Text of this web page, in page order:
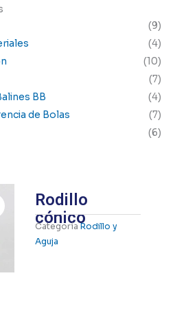
(9)
(4)
(10)
(7)
BB
(4)
de Bolas
(7)
(6)
Rodillo
cónico
Categoría Rodillo y
Aguja